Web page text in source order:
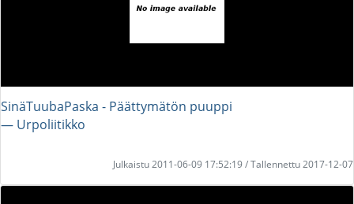
SinäTuubaPaska - Päättymätön puuppi
― Urpoliitikko
Julkaistu 2011-06-09 17:52:19 / Tallennettu 2017-12-07